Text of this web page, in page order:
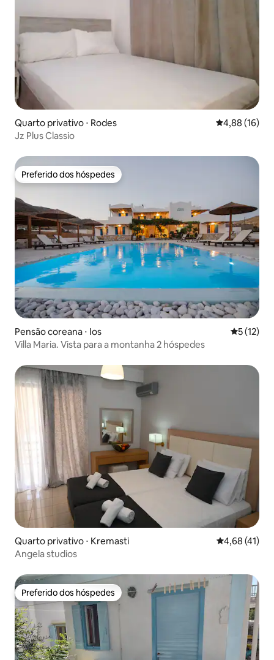
Quarto privativo ⋅ Rodes 4,88 de uma
4,88 (16)
Jz Plus Classio
Preferido dos hóspedes
Preferido dos hóspedes
Pensão coreana ⋅ Ios 5 de uma
5 (12)
Villa Maria. Vista para a montanha 2 hóspedes
Quarto privativo ⋅ Kremasti 4,68 de uma
4,68 (41)
Angela studios
Preferido dos hóspedes
Preferido dos hóspedes